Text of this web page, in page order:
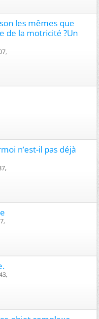
les mêmes que
de la motricité ?Un
n’est-il pas déjà